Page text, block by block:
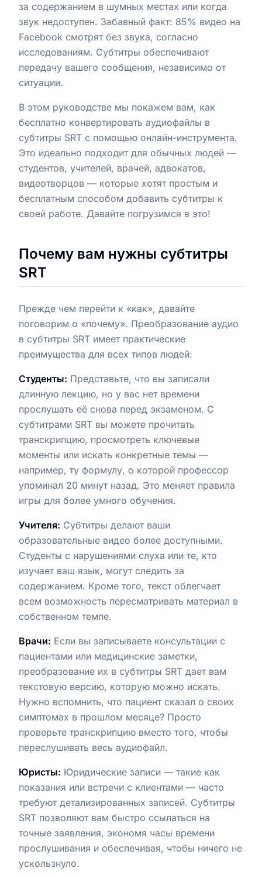
за содержанием в шумных местах или когда
звук недоступен. Забавный факт: 85% видео на
Facebook смотрят без звука, согласно
исследованиям. Субтитры обеспечивают
передачу вашего сообщения, независимо от
ситуации.
В этом руководстве мы покажем вам, как
бесплатно конвертировать аудиофайлы в
субтитры SRT с помощью онлайн-инструмента.
Это идеально подходит для обычных людей —
студентов, учителей, врачей, адвокатов,
видеотворцов — которые хотят простым и
бесплатным способом добавить субтитры к
своей работе. Давайте погрузимся в это!
Почему вам нужны субтитры
SRT
Прежде чем перейти к «как», давайте
поговорим о «почему». Преобразование аудио
в субтитры SRT имеет практические
преимущества для всех типов людей:
Студенты: Представьте, что вы записали
длинную лекцию, но у вас нет времени
прослушать её снова перед экзаменом. С
субтитрами SRT вы можете прочитать
транскрипцию, просмотреть ключевые
моменты или искать конкретные темы —
например, ту формулу, о которой профессор
упоминал 20 минут назад. Это меняет правила
игры для более умного обучения.
Учителя: Субтитры делают ваши
образовательные видео более доступными.
Студенты с нарушениями слуха или те, кто
изучает ваш язык, могут следить за
содержанием. Кроме того, текст облегчает
всем возможность пересматривать материал в
собственном темпе.
Врачи: Если вы записываете консультации с
пациентами или медицинские заметки,
преобразование их в субтитры SRT дает вам
текстовую версию, которую можно искать.
Нужно вспомнить, что пациент сказал о своих
симптомах в прошлом месяце? Просто
проверьте транскрипцию вместо того, чтобы
переслушивать весь аудиофайл.
Юристы: Юридические записи — такие как
показания или встречи с клиентами — часто
требуют детализированных записей. Субтитры
SRT позволяют вам быстро ссылаться на
точные заявления, экономя часы времени
прослушивания и обеспечивая, чтобы ничего не
ускользнуло.